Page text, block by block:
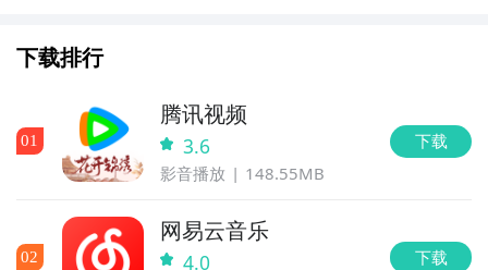
下载排行
01
腾讯视频
3.6
影音播放 148.55MB
下载
02
网易云音乐
4.0 下载